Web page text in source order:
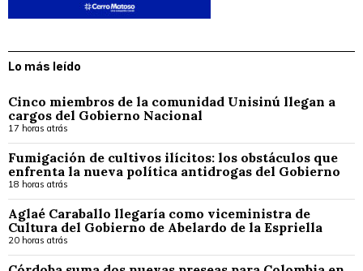
Lo más leído
Cinco miembros de la comunidad Unisinú llegan a
cargos del Gobierno Nacional
17 horas atrás
Fumigación de cultivos ilícitos: los obstáculos que
enfrenta la nueva política antidrogas del Gobierno
18 horas atrás
Aglaé Caraballo llegaría como viceministra de
Cultura del Gobierno de Abelardo de la Espriella
20 horas atrás